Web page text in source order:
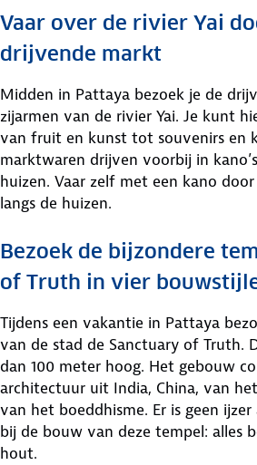
Vaar over de rivier Yai
drijvende markt
Midden in Pattaya bezoek je de
zijarmen van de rivier Yai. Je kunt
van fruit en kunst tot souvenirs en
marktwaren drijven voorbij in
huizen. Vaar zelf met een kano
langs de huizen.
Bezoek de bijzondere
of Truth in vier
Tijdens een vakantie in Pattaya
van de stad de Sanctuary of Truth.
dan 100 meter hoog. Het gebouw
architectuur uit India, China, van
van het boeddhisme. Er is geen
bij de bouw van deze tempel: alles
hout.